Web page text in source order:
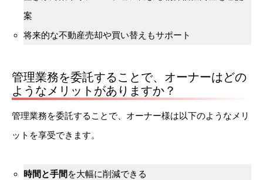
案
将来的な不動産売却や買い替えもサポート
管理業務を委託することで、オーナーはどの
ようなメリットがありますか？
管理業務を委託することで、オーナー様は以下のようなメリ
ットを享受できます。
時間と手間 を大幅に削減できる